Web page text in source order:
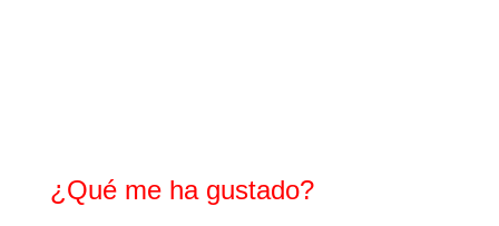
¿Qué me ha gustado?